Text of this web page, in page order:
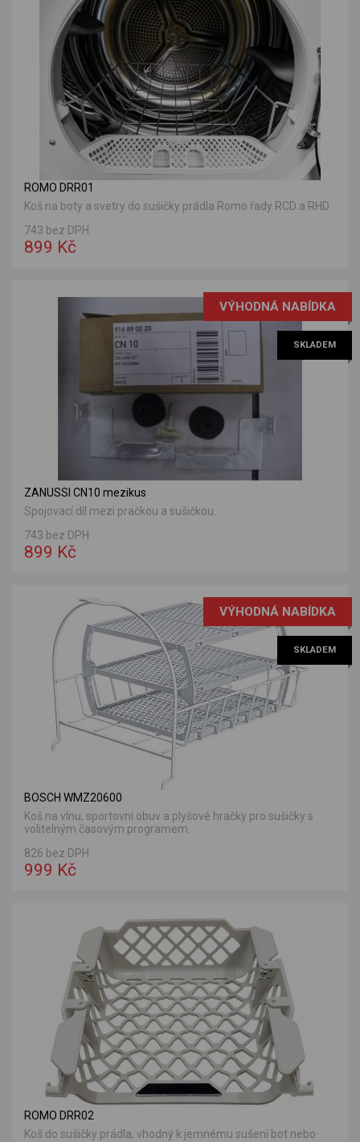
ROMO DRR01
Koš na boty a svetry do sušičky prádla Romo řady RCD a RHD.
743 bez DPH
899 Kč
VÝHODNÁ NABÍDKA
SKLADEM
ZANUSSI CN10 mezikus
Spojovací díl mezi pračkou a sušičkou.
743 bez DPH
899 Kč
VÝHODNÁ NABÍDKA
SKLADEM
BOSCH WMZ20600
Koš na vlnu, sportovní obuv a plyšové hračky pro sušičky s
volitelným časovým programem.
826 bez DPH
999 Kč
ROMO DRR02
Koš do sušičky prádla, vhodný k jemnému sušení bot nebo